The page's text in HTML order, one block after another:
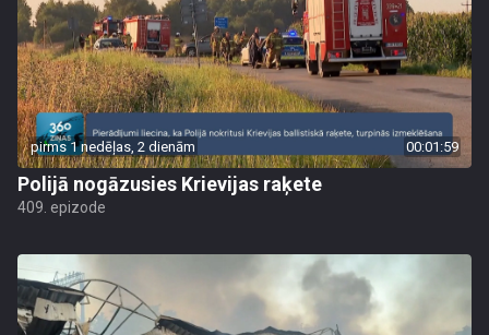
pirms 1 nedēļas, 2 dienām 00:01:59
Polijā nogāzusies Krievijas raķete
409. epizode